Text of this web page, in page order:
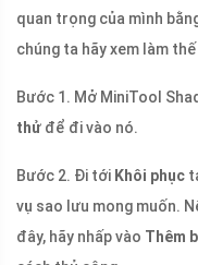
quan trọng của mình
chúng ta hãy xem làm
Bước 1. Mở MiniTool
thử để đi vào nó.
Bước 2. Đi tới Khôi phục
vụ sao lưu mong muốn.
đây, hãy nhấp vào Thêm